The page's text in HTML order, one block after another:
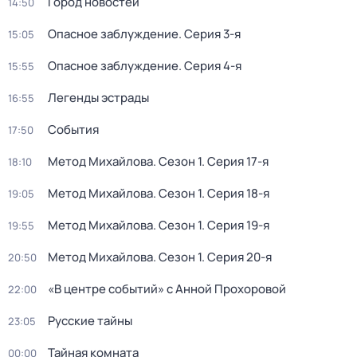
15:05 Опасное заблуждение. Серия 3-я
15:55 Опасное заблуждение. Серия 4-я
16:55 Легенды эстрады
17:50 События
18:10 Метод Михайлова. Сезон 1. Серия 17-я
19:05 Метод Михайлова. Сезон 1. Серия 18-я
19:55 Метод Михайлова. Сезон 1. Серия 19-я
20:50 Метод Михайлова. Сезон 1. Серия 20-я
22:00 «В центре событий» с Анной Прохоровой
23:05 Русские тайны
00:00 Тайная комната